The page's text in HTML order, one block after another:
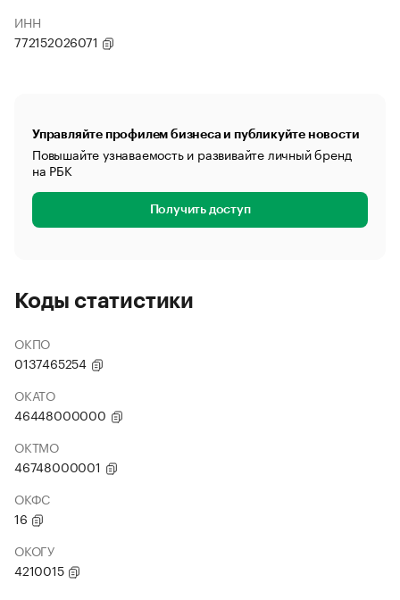
ИНН
772152026071
Управляйте профилем бизнеса и публикуйте новости
Повышайте узнаваемость и развивайте личный бренд
на РБК
Получить доступ
Коды статистики
ОКПО
0137465254
ОКАТО
46448000000
ОКТМО
46748000001
ОКФС
16
ОКОГУ
4210015